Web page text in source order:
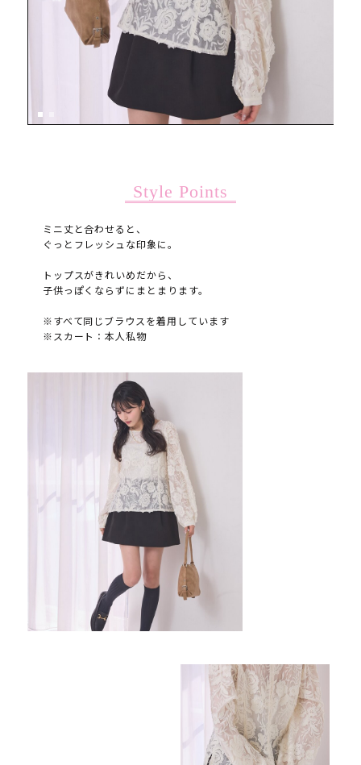
Style Points
ミニ丈と合わせると、
ぐっとフレッシュな印象に。
トップスがきれいめだから、
子供っぽくならずにまとまります。
※すべて同じブラウスを着用しています
※スカート：本人私物